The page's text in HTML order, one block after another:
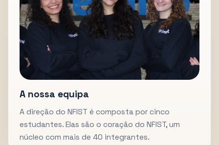
A nossa equipa
A direção do NFIST é composta por cinco
estudantes. Elas são o coração do NFIST, um
núcleo com mais de 40 integrantes.